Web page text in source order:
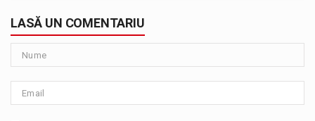
LASĂ UN COMENTARIU